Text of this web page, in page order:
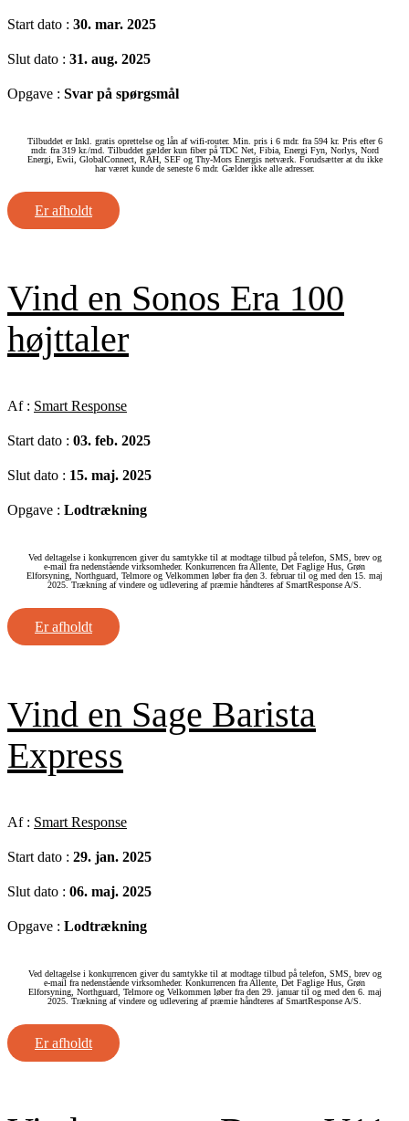
Start dato : 30. mar. 2025
Slut dato : 31. aug. 2025
Opgave : Svar på spørgsmål
Tilbuddet er Inkl. gratis oprettelse og lån af wifi-router. Min. pris i 6 mdr. fra 594 kr. Pris efter 6
mdr. fra 319 kr./md. Tilbuddet gælder kun fiber på TDC Net, Fibia, Energi Fyn, Norlys, Nord
Energi, Ewii, GlobalConnect, RAH, SEF og Thy-Mors Energis netværk. Forudsætter at du ikke
har været kunde de seneste 6 mdr. Gælder ikke alle adresser.
Er afholdt
Vind en Sonos Era 100
højttaler
Af : Smart Response
Start dato : 03. feb. 2025
Slut dato : 15. maj. 2025
Opgave : Lodtrækning
Ved deltagelse i konkurrencen giver du samtykke til at modtage tilbud på telefon, SMS, brev og
e‑mail fra nedenstående virksomheder. Konkurrencen fra Allente, Det Faglige Hus, Grøn
Elforsyning, Northguard, Telmore og Velkommen løber fra den 3. februar til og med den 15. maj
2025. Trækning af vindere og udlevering af præmie håndteres af SmartResponse A/S.
Er afholdt
Vind en Sage Barista
Express
Af : Smart Response
Start dato : 29. jan. 2025
Slut dato : 06. maj. 2025
Opgave : Lodtrækning
Ved deltagelse i konkurrencen giver du samtykke til at modtage tilbud på telefon, SMS, brev og
e‑mail fra nedenstående virksomheder. Konkurrencen fra Allente, Det Faglige Hus, Grøn
Elforsyning, Northguard, Telmore og Velkommen løber fra den 29. januar til og med den 6. maj
2025. Trækning af vindere og udlevering af præmie håndteres af SmartResponse A/S.
Er afholdt